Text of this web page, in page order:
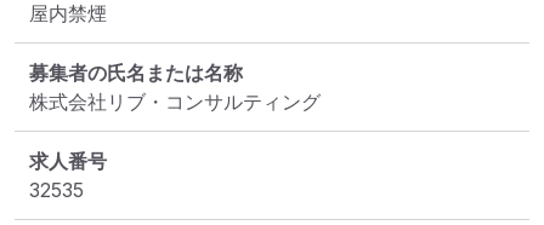
屋内禁煙
募集者の氏名または名称
株式会社リブ・コンサルティング
求人番号
32535